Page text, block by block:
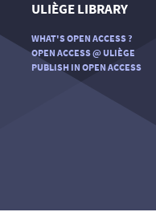
ULIÈGE LIBRARY
WHAT'S OPEN ACCESS ?
OPEN ACCESS @ ULIÈGE
PUBLISH IN OPEN ACCESS